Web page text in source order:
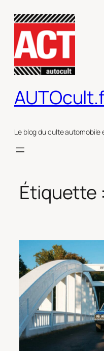
contenu
Le blog du culte
Étiquette :